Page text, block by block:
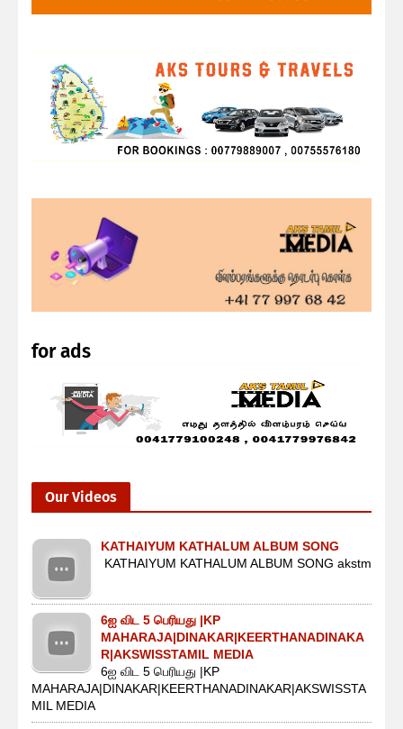
for ads
Our Videos
KATHAIYUM KATHALUM ALBUM SONG
KATHAIYUM KATHALUM ALBUM SONG akstm
6ஐ விட 5 பெரியது |KP
MAHARAJA|DINAKAR|KEERTHANADINAKA
R|AKSWISSTAMIL MEDIA
6ஐ விட 5 பெரியது |KP
MAHARAJA|DINAKAR|KEERTHANADINAKAR|AKSWISSTA
MIL MEDIA